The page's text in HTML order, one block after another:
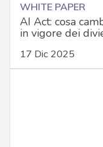
WHITE PAPER
AI Act: cosa
in vigore dei
17 Dic 2025